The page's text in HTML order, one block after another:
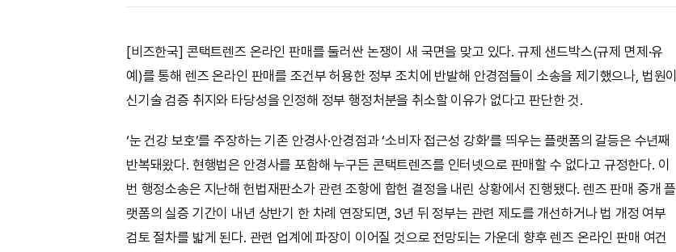
[비즈한국] 콘택트렌즈 온라인 판매를 둘러싼 논쟁이 새 국면을 맞고 있다. 규제 샌드박스(규제 면제·유
예)를 통해 렌즈 온라인 판매를 조건부 허용한 정부 조치에 반발해 안경점들이 소송을 제기했으나, 법원이
신기술 검증 취지와 타당성을 인정해 정부 행정처분을 취소할 이유가 없다고 판단한 것.
‘눈 건강 보호’를 주장하는 기존 안경사·안경점과 ‘소비자 접근성 강화’를 띄우는 플랫폼의 갈등은 수년째
반복돼왔다. 현행법은 안경사를 포함해 누구든 콘택트렌즈를 인터넷으로 판매할 수 없다고 규정한다. 이
번 행정소송은 지난해 헌법재판소가 관련 조항에 합헌 결정을 내린 상황에서 진행됐다. 렌즈 판매 중개 플
랫폼의 실증 기간이 내년 상반기 한 차례 연장되면, 3년 뒤 정부는 관련 제도를 개선하거나 법 개정 여부
검토 절차를 밟게 된다. 관련 업계에 파장이 이어질 것으로 전망되는 가운데 향후 렌즈 온라인 판매 여건